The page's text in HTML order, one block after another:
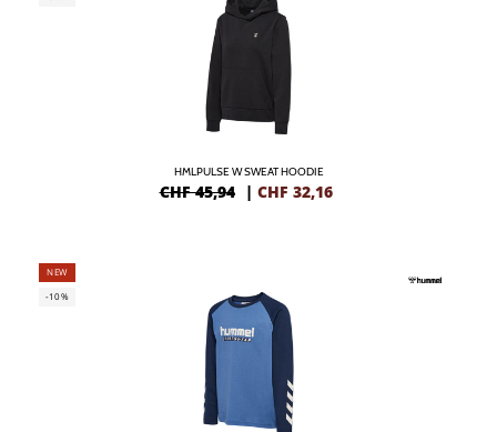
HMLPULSE W SWEAT HOODIE
CHF 45,94 | CHF 32,16
NEW
-10%